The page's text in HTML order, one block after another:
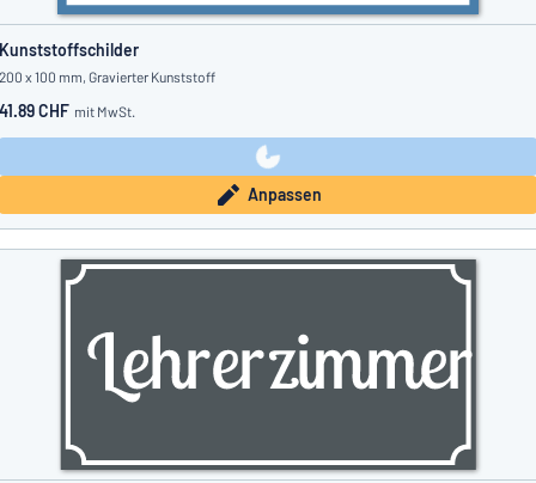
Kunststoffschilder
200 x 100 mm, Gravierter Kunststoff
41.89 CHF mit MwSt.
Anpassen